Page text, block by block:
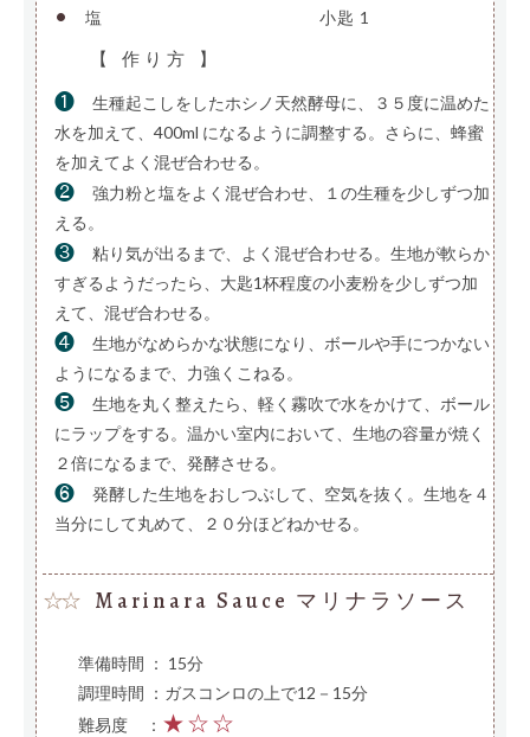
• 塩 小匙 1
【 作り方 】
❶
生種起こしをしたホシノ天然酵母に、３５度に温めた
水を加えて、400ml になるように調整する。さらに、蜂蜜
を加えてよく混ぜ合わせる。
❷
強力粉と塩をよく混ぜ合わせ、１の生種を少しずつ加
える。
❸
粘り気が出るまで、よく混ぜ合わせる。生地が軟らか
すぎるようだったら、大匙1杯程度の小麦粉を少しずつ加
えて、混ぜ合わせる。
❹
生地がなめらかな状態になり、ボールや手につかない
ようになるまで、力強くこねる。
❺
生地を丸く整えたら、軽く霧吹で水をかけて、ボール
にラップをする。温かい室内において、生地の容量が焼く
２倍になるまで、発酵させる。
❻
発酵した生地をおしつぶして、空気を抜く。生地を４
当分にして丸めて、２０分ほどねかせる。
☆☆ Marinara Sauce マリナラソース
準備時間 ： 15分
調理時間 ：ガスコンロの上で12－15分
難易度
： ★☆☆